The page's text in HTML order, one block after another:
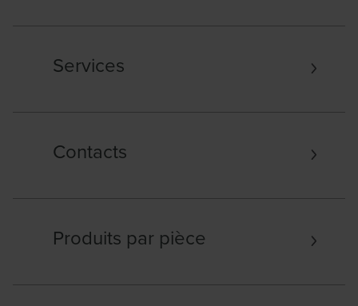
Services
Contacts
Produits par pièce